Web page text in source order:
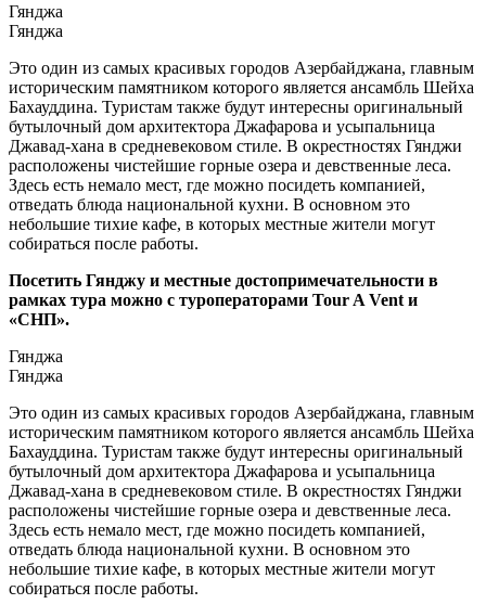
Гянджа
Гянджа
Это один из самых красивых городов Азербайджана, главным
историческим памятником которого является ансамбль Шейха
Бахауддина. Туристам также будут интересны оригинальный
бутылочный дом архитектора Джафарова и усыпальница
Джавад-хана в средневековом стиле. В окрестностях Гянджи
расположены чистейшие горные озера и девственные леса.
Здесь есть немало мест, где можно посидеть компанией,
отведать блюда национальной кухни. В основном это
небольшие тихие кафе, в которых местные жители могут
собираться после работы.
Посетить Гянджу и местные достопримечательности в
рамках тура можно с туроператорами Tour A Vent и
«СНП».
Гянджа
Гянджа
Это один из самых красивых городов Азербайджана, главным
историческим памятником которого является ансамбль Шейха
Бахауддина. Туристам также будут интересны оригинальный
бутылочный дом архитектора Джафарова и усыпальница
Джавад-хана в средневековом стиле. В окрестностях Гянджи
расположены чистейшие горные озера и девственные леса.
Здесь есть немало мест, где можно посидеть компанией,
отведать блюда национальной кухни. В основном это
небольшие тихие кафе, в которых местные жители могут
собираться после работы.